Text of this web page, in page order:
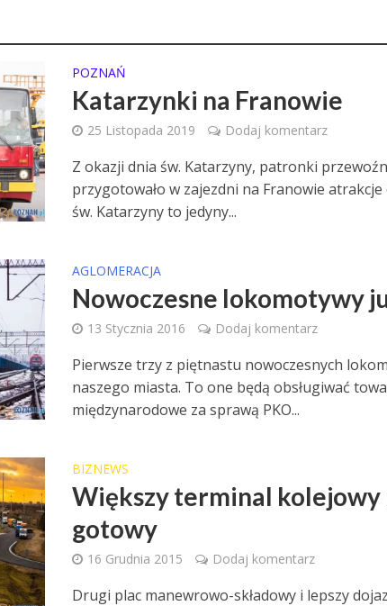
POZNAŃ
Katarzynki na Franowie
25 Listopada 2019 Dodaj komentarz
Z okazji dnia św. Katarzyny, patronki
przygotowało w zajezdni na Franowie atrakcje
św. Katarzyny to jedyny...
AGLOMERACJA
Nowoczesne lokomotywy
13 Stycznia 2016 Dodaj komentarz
Pierwsze trzy z piętnastu nowoczesnych
naszego miasta. To one będą obsługiwać
międzynarodowe za sprawą PKO...
BIZNEWS
Większy terminal kolejowy
gotowy
16 Grudnia 2015 Dodaj komentarz
Drugi plac manewrowo-składowy i lepszy